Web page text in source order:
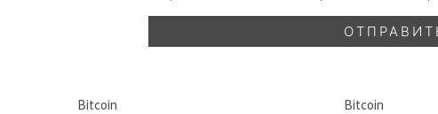
Bitcoin Bitcoin